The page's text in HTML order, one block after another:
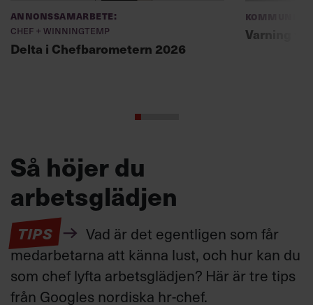
Annonssamarbete:
Chef + Winningtemp
Delta i Chefbarometern 2026
Varning
Så höjer du
arbetsglädjen
TIPS
Vad är det egentligen som får
medarbetarna att känna lust, och hur kan du
som chef lyfta arbetsglädjen? Här är tre tips
från Googles nordiska hr-chef.